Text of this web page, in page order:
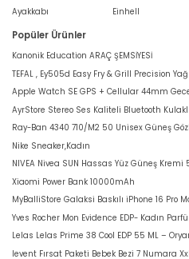
Ayakkabı
Einhell
Popüler Ürünler
Kanonik Education ARAÇ ŞEMSİYESİ
TEFAL , Ey505d Easy Fry & Grill Precision
Apple Watch SE GPS + Cellular 44mm
AyrStore Stereo Ses Kaliteli Bluetooth
Ray-Ban 4340 710/M2 50 Unisex Güneş
Nike Sneaker,Kadın
NIVEA Nivea SUN Hassas Yüz Güneş Kremi
Xiaomi Power Bank 10000mAh
MyBalliStore Galaksi Baskılı iPhone 16 Pro
Yves Rocher Mon Evidence EDP- Kadın
Lelas Lelas Prime 38 Cool EDP 55 ML –
levent Fırsat Paketi Bebek Bezi 7 Numara